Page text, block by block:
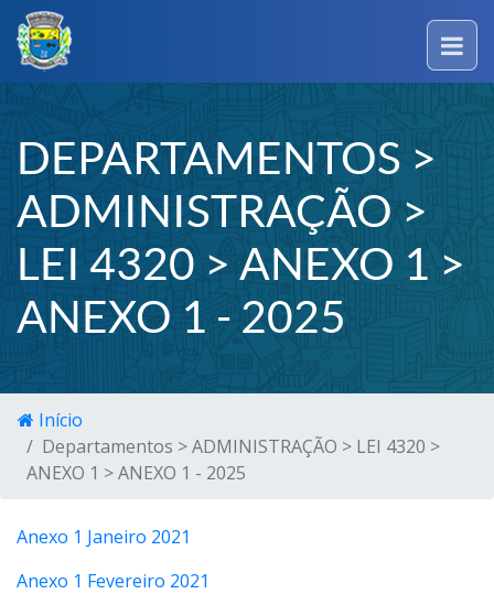
DEPARTAMENTOS >
ADMINISTRAÇÃO >
LEI 4320 > ANEXO 1 >
ANEXO 1 - 2025
Início
Departamentos > ADMINISTRAÇÃO > LEI 4320 >
ANEXO 1 > ANEXO 1 - 2025
Anexo 1 Janeiro 2021
Anexo 1 Fevereiro 2021